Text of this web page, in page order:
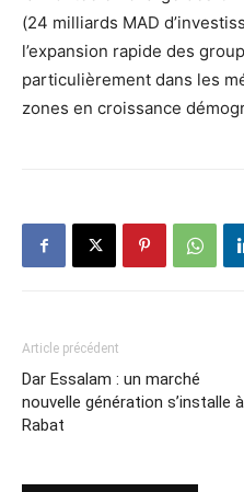
(24 milliards MAD
l’expansion rapide des
particulièrement dans les
zones en croissance
Article précédent
Dar Essalam : un marché
nouvelle génération s’installe à
Rabat